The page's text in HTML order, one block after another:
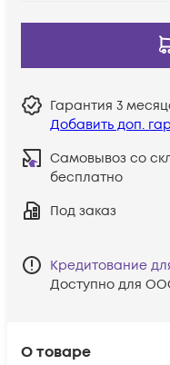
О товаре
Гарантия 3
Добавить доп.
Самовывоз со
бесплатно
Под заказ
Кредитование
Доступно для